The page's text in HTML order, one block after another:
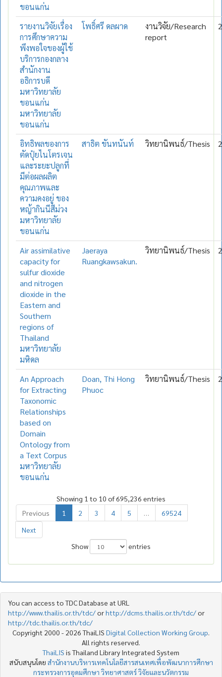
ขอนแก่น
รายงานวิจัยเรื่อง
การศึกษาความ
พึงพอใจของผู้ใช้
บริการกองกลาง
สำนักงาน
อธิการบดี
มหาวิทยาลัย
ขอนแก่น
มหาวิทยาลัย
ขอนแก่น
โพธิ์ศรี ดลผาด
งานวิจัย/Research
report
อิทธิพลของการ
ตัดปุ๋ยไนโตรเจน
และระยะปลูกที่
มีต่อผลผลิต
คุณภาพและ
ความคงอยู่ ของ
หญ้ากินนีสีม่วง
มหาวิทยาลัย
ขอนแก่น
สาธิต ขันทนันท์ วิทยานิพนธ์/Thesis
Air assimilative
capacity for
sulfur dioxide
and nitrogen
dioxide in the
Eastern and
Southern
regions of
Thailand
มหาวิทยาลัย
มหิดล
Jaeraya
Ruangkawsakun.
วิทยานิพนธ์/Thesis
An Approach
for Extracting
Taxonomic
Relationships
based on
Domain
Ontology from
a Text Corpus
มหาวิทยาลัย
ขอนแก่น
Doan, Thi Hong
Phuoc
วิทยานิพนธ์/Thesis
Showing 1 to 10 of 695,236 entries
Previous
1 2 3 4 5 …
69524
Next
Show
entries
You can access to TDC Database at URL
http://www.thailis.or.th/tdc/orhttp://dcms.thailis.or.th/tdc/or
http://tdc.thailis.or.th/tdc/
Copyright 2000 - 2026 ThaiLIS Digital Collection Working Group.
All rights reserved.
ThaiLIS is Thailand Library Integrated System
สนับสนุนโดย สำนักงานบริหารเทคโนโลยีสารสนเทศเพื่อพัฒนาการศึกษา
กระทรวงการอุดมศึกษา วิทยาศาสตร์ วิจัยและนวัตกรรม